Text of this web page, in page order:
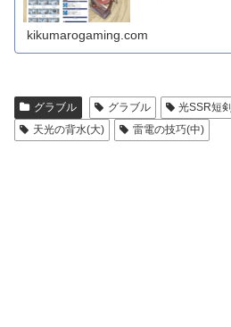
kikumarogaming.com
グラブル グラブル 光SSR短剣
天光の背水(大)
雷電の技巧(中)